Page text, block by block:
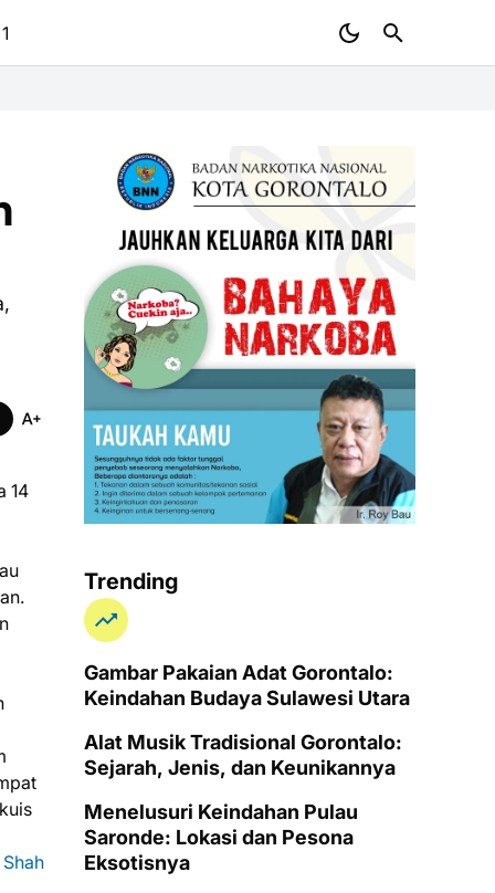
14
Trending
Gambar Pakaian Adat Gorontalo:
Keindahan Budaya Sulawesi Utara
Alat Musik Tradisional Gorontalo:
Sejarah, Jenis, dan Keunikannya
Menelusuri Keindahan Pulau
Saronde: Lokasi dan Pesona
Eksotisnya